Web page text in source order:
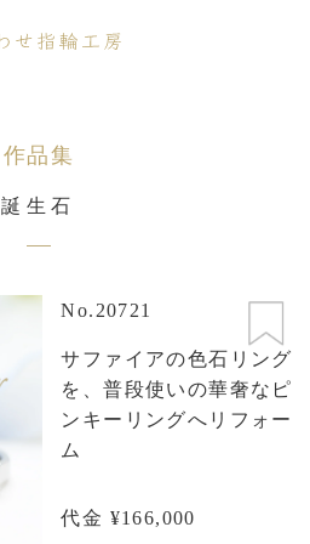
作品集
誕生石
No.20721
サファイアの色石リング
を、普段使いの華奢なピ
ンキーリングへリフォー
ム
代金 ¥166,000